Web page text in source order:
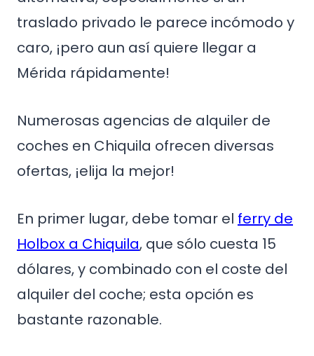
traslado privado le parece incómodo y
caro, ¡pero aun así quiere llegar a
Mérida rápidamente!
Numerosas agencias de alquiler de
coches en Chiquila ofrecen diversas
ofertas, ¡elija la mejor!
En primer lugar, debe tomar el ferry de
Holbox a Chiquila, que sólo cuesta 15
dólares, y combinado con el coste del
alquiler del coche; esta opción es
bastante razonable.